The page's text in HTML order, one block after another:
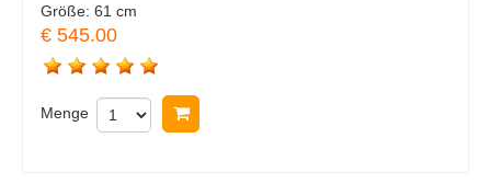
Größe: 61 cm
€ 545.00
Menge